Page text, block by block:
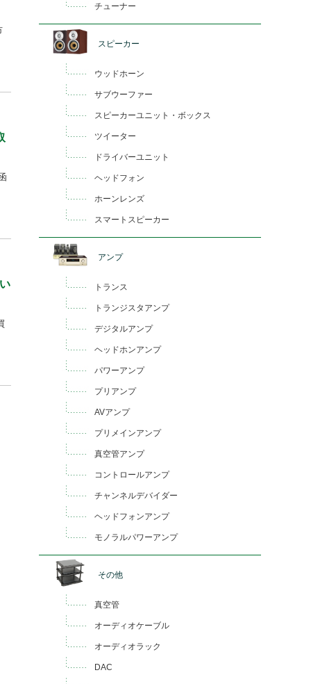
チューナー
スピーカー
ウッドホーン
サブウーファー
スピーカーユニット・ボックス
ツイーター
ドライバーユニット
ヘッドフォン
ホーンレンズ
スマートスピーカー
アンプ
トランス
トランジスタアンプ
デジタルアンプ
ヘッドホンアンプ
パワーアンプ
プリアンプ
AVアンプ
プリメインアンプ
真空管アンプ
コントロールアンプ
チャンネルデバイダー
ヘッドフォンアンプ
モノラルパワーアンプ
その他
真空管
オーディオケーブル
オーディオラック
DAC